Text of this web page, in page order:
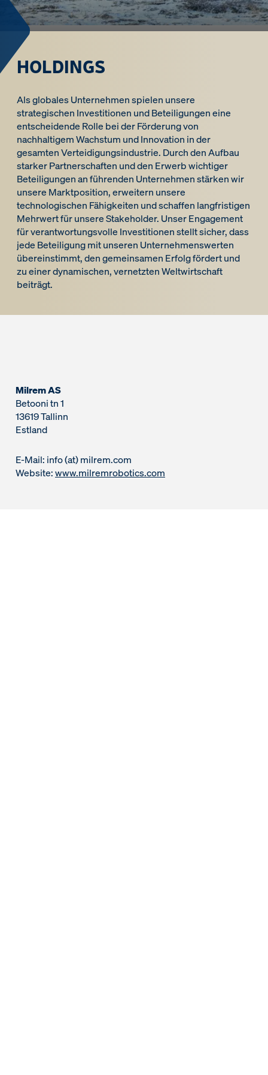
HOLDINGS
Als globales Unternehmen spielen unsere
strategischen Investitionen und Beteiligungen eine
entscheidende Rolle bei der Förderung von
nachhaltigem Wachstum und Innovation in der
gesamten Verteidigungsindustrie. Durch den Aufbau
starker Partnerschaften und den Erwerb wichtiger
Beteiligungen an führenden Unternehmen stärken wir
unsere Marktposition, erweitern unsere
technologischen Fähigkeiten und schaffen langfristigen
Mehrwert für unsere Stakeholder. Unser Engagement
für verantwortungsvolle Investitionen stellt sicher, dass
jede Beteiligung mit unseren Unternehmenswerten
übereinstimmt, den gemeinsamen Erfolg fördert und
zu einer dynamischen, vernetzten Weltwirtschaft
beiträgt.
Milrem AS
Betooni tn 1
13619 Tallinn
Estland
E-Mail: info (at) milrem.com
Website:www.milremrobotics.com